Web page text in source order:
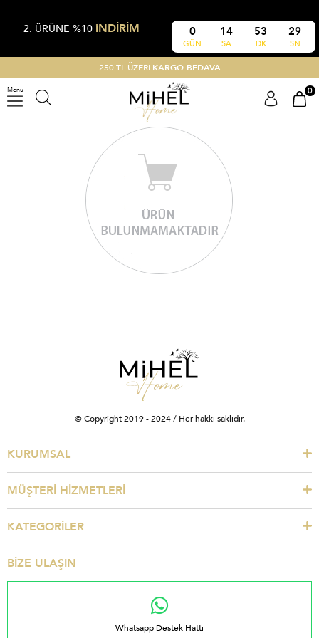
2. ÜRÜNE %10 iNDİRİM 0
GÜN
14
SA
53
DK
29
SN
250 TL ÜZERİ KARGO BEDAVA
Menu 0
© Copyright 2019 - 2024 / Her hakkı saklıdır.
KURUMSAL
MÜŞTERİ HİZMETLERİ
KATEGORİLER
BİZE ULAŞIN
Whatsapp Destek Hattı